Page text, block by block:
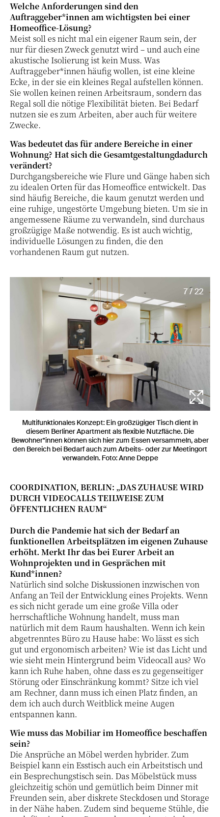
Welche Anforderungen sind den
Auftraggeber*innen am wichtigsten bei einer
Homeoffice-Lösung?
Meist soll es nicht mal ein eigener Raum sein, der
nur für diesen Zweck genutzt wird – und auch eine
akustische Isolierung ist kein Muss. Was
Auftraggeber*innen häufig wollen, ist eine kleine
Ecke, in der sie ein kleines Regal aufstellen können.
Sie wollen keinen reinen Arbeitsraum, sondern das
Regal soll die nötige Flexibilität bieten. Bei Bedarf
nutzen sie es zum Arbeiten, aber auch für weitere
Zwecke.
Was bedeutet das für andere Bereiche in einer
Wohnung? Hat sich die Gesamtgestaltungdadurch
verändert?
Durchgangsbereiche wie Flure und Gänge haben sich
zu idealen Orten für das Homeoffice entwickelt. Das
sind häufig Bereiche, die kaum genutzt werden und
eine ruhige, ungestörte Umgebung bieten. Um sie in
angemessene Räume zu verwandeln, sind durchaus
großzügige Maße notwendig. Es ist auch wichtig,
individuelle Lösungen zu finden, die den
vorhandenen Raum gut nutzen.
7 / 22
Multifunktionales Konzept: Ein großzügiger Tisch dient in
diesem Berliner Apartment als flexible Nutzfläche. Die
Bewohner*innen können sich hier zum Essen versammeln, aber
den Bereich bei Bedarf auch zum Arbeits- oder zur Meetingort
verwandeln. Foto: Anne Deppe
COORDINATION, BERLIN: „DAS ZUHAUSE WIRD
DURCH VIDEOCALLS TEILWEISE ZUM
ÖFFENTLICHEN RAUM“
Durch die Pandemie hat sich der Bedarf an
funktionellen Arbeitsplätzen im eigenen Zuhause
erhöht. Merkt Ihr das bei Eurer Arbeit an
Wohnprojekten und in Gesprächen mit
Kund*innen?
Natürlich sind solche Diskussionen inzwischen von
Anfang an Teil der Entwicklung eines Projekts. Wenn
es sich nicht gerade um eine große Villa oder
herrschaftliche Wohnung handelt, muss man
natürlich mit dem Raum haushalten. Wenn ich kein
abgetrenntes Büro zu Hause habe: Wo lässt es sich
gut und ergonomisch arbeiten? Wie ist das Licht und
wie sieht mein Hintergrund beim Videocall aus? Wo
kann ich Ruhe haben, ohne dass es zu gegenseitiger
Störung oder Einschränkung kommt? Sitze ich viel
am Rechner, dann muss ich einen Platz finden, an
dem ich auch durch Weitblick meine Augen
entspannen kann.
Wie muss das Mobiliar im Homeoffice beschaffen
sein?
Die Ansprüche an Möbel werden hybrider. Zum
Beispiel kann ein Esstisch auch ein Arbeitstisch und
ein Besprechungstisch sein. Das Möbelstück muss
gleichzeitig schön und gemütlich beim Dinner mit
Freunden sein, aber diskrete Steckdosen und Storage
in der Nähe haben. Zudem sind bequeme Stühle, die